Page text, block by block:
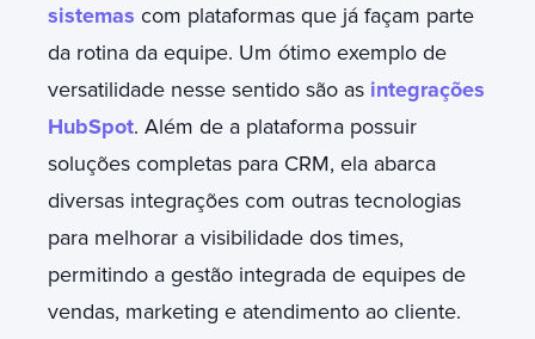
sistemas com plataformas que já façam parte
da rotina da equipe. Um ótimo exemplo de
versatilidade nesse sentido são as integrações
HubSpot. Além de a plataforma possuir
soluções completas para CRM, ela abarca
diversas integrações com outras tecnologias
para melhorar a visibilidade dos times,
permitindo a gestão integrada de equipes de
vendas, marketing e atendimento ao cliente.